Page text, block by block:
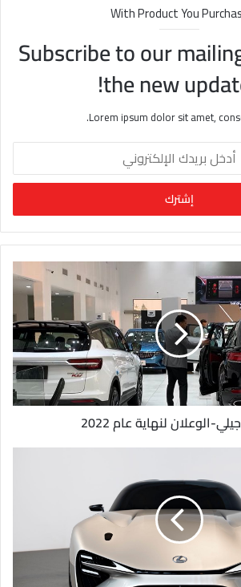
With Product You
Subscribe to our
the new
Lorem ipsum dolor sit amet,
الوعلان لنهاية عام 2022